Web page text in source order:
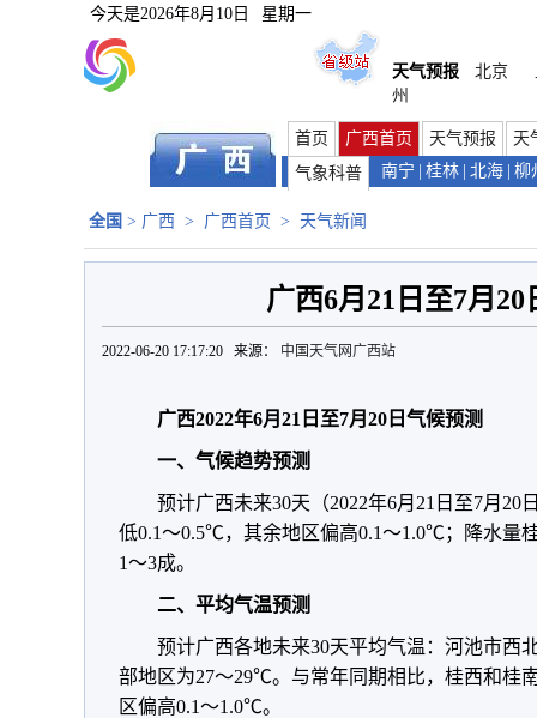
今天是2026年8月10日 星期一
天气预报 北京
州
首页 广西首页 天气预报
天
气象科普
南宁 桂林 北海 柳
全国 > 广西 > 广西首页 > 天气新闻
广西6月21日至7月
2022-06-20 17:17:20 来源： 中国天气网广西站
广西2022年6月21日至7月20日气候预测
一、气候趋势预测
预计广西未来30天（2022年6月21日至7月
低0.1～0.5℃，其余地区偏高0.1～1.0℃；降水量
1～3成。
二、平均气温预测
预计广西各地未来30天平均气温：河池市西
部地区为27～29℃。与常年同期相比，桂西和桂
区偏高0.1～1.0℃。